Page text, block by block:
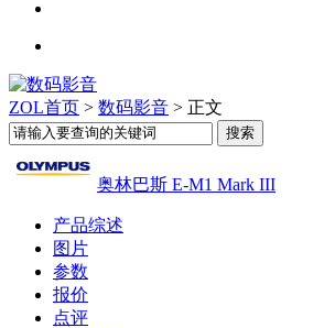
ZOL首页 > 数码影音 > 正文
奥林巴斯 E-M1 Mark III
产品综述
图片
参数
报价
点评